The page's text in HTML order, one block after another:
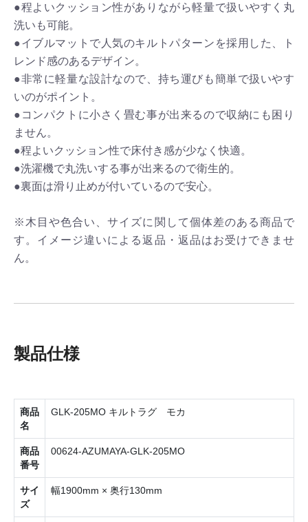
●程よいクッション性がありながら軽量で扱いやすく丸
洗いも可能。
●イブルマットで人気のキルトパターンを採用した、ト
レンド感のあるデザイン。
●非常に軽量な設計なので、持ち運びも簡単で扱いやす
いのがポイント。
●コンパクトに小さく畳む事が出来るので収納にも困り
ません。
●程よいクッション性で床付き感が少なく快適。
●洗濯機で丸洗いする事が出来るので衛生的。
●裏面は滑り止めが付いているので安心。
※木目や色合い、サイズに関して個体差のある商品で
す。イメージ違いによる返品・返品はお受けできませ
ん。
製品仕様
商品
名
GLK-205MO キルトラグ モカ
商品
番号
00624-AZUMAYA-GLK-205MO
サイ
ズ
幅1900mm × 奥行130mm